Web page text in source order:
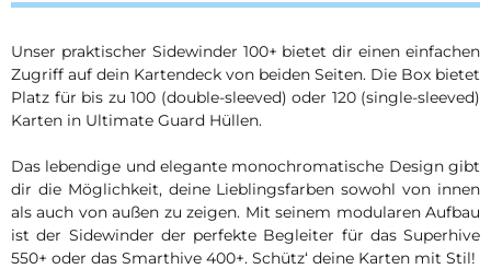
Unser praktischer Sidewinder 100+ bietet dir einen einfachen
Zugriff auf dein Kartendeck von beiden Seiten. Die Box bietet
Platz für bis zu 100 (double-sleeved) oder 120 (single-sleeved)
Karten in Ultimate Guard Hüllen.
Das lebendige und elegante monochromatische Design gibt
dir die Möglichkeit, deine Lieblingsfarben sowohl von innen
als auch von außen zu zeigen. Mit seinem modularen Aufbau
ist der Sidewinder der perfekte Begleiter für das Superhive
550+ oder das Smarthive 400+. Schütz‘ deine Karten mit Stil!